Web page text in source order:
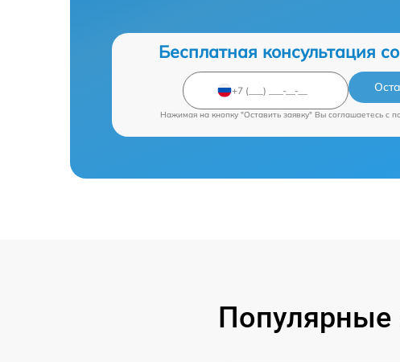
Бесплатная консультация
Нажимая на кнопку "Оставить заявку" Вы соглашаетесь c
Популярные